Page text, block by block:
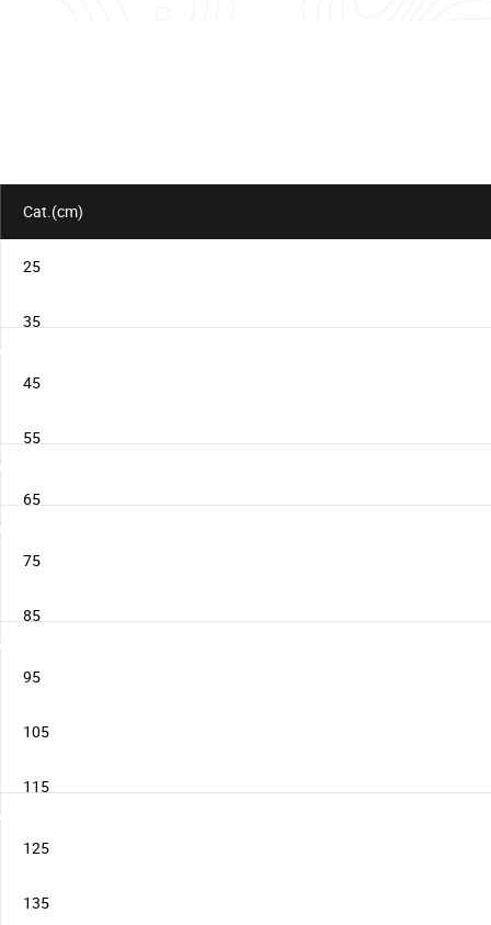
Cat.(cm)
25
35
45
55
65
75
85
95
105
115
125
135